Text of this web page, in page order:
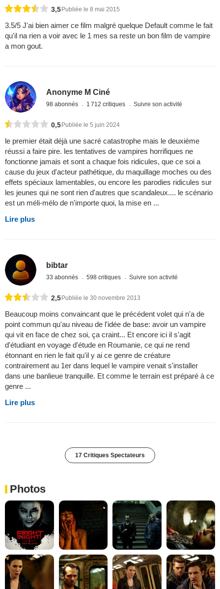
3,5Publiée le 8 mai 2015
3.5/5 J'ai bien aimer ce film malgré quelque Default comme le fait
qu'il na rien a voir avec le 1 mes sa reste un bon film de vampire
a mon gout.
Anonyme M Ciné
98 abonnés 1 712 critiques Suivre son activité
0,5Publiée le 5 juin 2024
le premier était déjà une sacré catastrophe mais le deuxième
réussi a faire pire. les tentatives de vampires horrifiques ne
fonctionne jamais et sont a chaque fois ridicules, que ce soi a
cause du jeux d'acteur pathétique, du maquillage moches ou des
effets spéciaux lamentables, ou encore les parodies ridicules sur
les jeunes qui ne sont rien d'autres que scandaleux.... le scénario
est un méli-mélo de n'importe quoi, la mise en ...
Lire plus
bibtar
33 abonnés 598 critiques Suivre son activité
2,5 Publiée le 30 novembre 2013
Beaucoup moins convaincant que le précédent volet qui n'a de
point commun qu'au niveau de l'idée de base: avoir un vampire
qui vit en face de chez soi, ça craint... Et encore ici il s'agit
d'étudiant en voyage d'étude en Roumanie, ce qui ne rend
étonnant en rien le fait qu'il y ai ce genre de créature
contrairement au 1er dans lequel le vampire venait s'installer
dans une banlieue tranquille. Et comme le terrain est préparé à ce
genre ...
Lire plus
17 Critiques Spectateurs
Photos